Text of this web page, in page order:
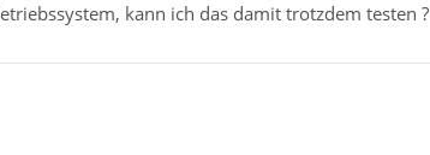
kann ich das damit trotzdem testen ?